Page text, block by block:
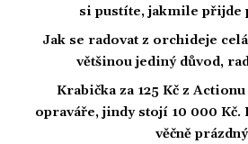
si pustíte, jakmile přijde
Jak se radovat z orchideje
většinou jediný důvod,
Krabička za 125 Kč z
opraváře, jindy stojí 10 000 Kč.
věčně prázdný